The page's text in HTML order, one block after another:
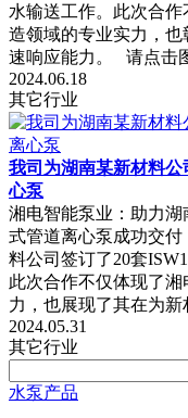
水输送工作。此次合
造领域的专业实力，
速响应能力。 请点击
2024.06.18
其它行业
我司为湖南某新材料公
心泵
湘电智能泵业：助力湖
式管道离心泵成功交
料公司签订了20套
此次合作不仅体现了
力，也展现了其在为
2024.05.31
其它行业
水泵产品